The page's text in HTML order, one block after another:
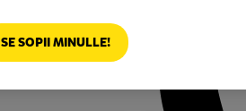
SE SOPII MINULLE!